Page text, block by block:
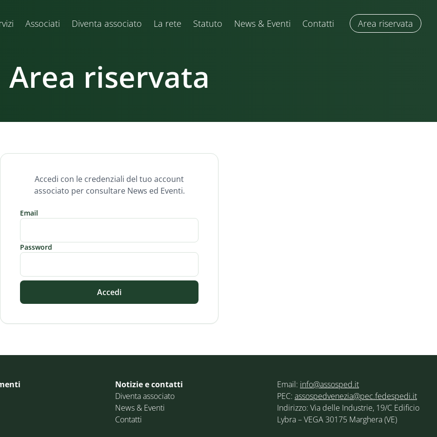
Associati Diventa associato La rete Statuto News & Eventi Contatti Area riservata
Area riservata
Accedi con le credenziali del tuo account
associato per consultare News ed Eventi.
Email
Password
Accedi
Notizie e contatti
Diventa associato
News & Eventi
Contatti
Email: info@assosped.it
PEC: assospedvenezia@pec.fedespedi.it
Indirizzo: Via delle Industrie, 19/C Edificio
Lybra – VEGA 30175 Marghera (VE)